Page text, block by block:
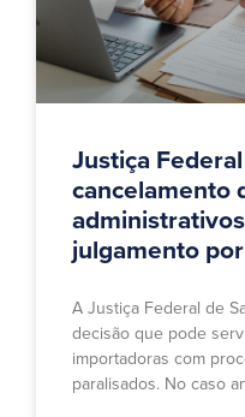
Justiça
cancelamento
julgamento
A Justiça Federal de
decisão que pode
importadoras com
paralisados. No caso